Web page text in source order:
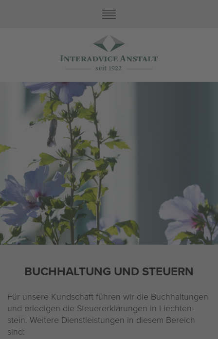
Family Office Services
Asset Protection
Buchhaltung und Steuern
Buchhaltung
Steuern
Review
Ansprechpartner
Unternehmen
Datenschutz
BUCH­HAL­TUNG UND STEU­ERN
Für un­se­re Kund­schaft füh­ren wir die Buch­hal­tun­gen
und er­le­di­gen die Steu­er­er­klä­run­gen in Liech­ten­
stein. Wei­te­re Dienst­leis­tun­gen in die­sem Be­reich
sind: